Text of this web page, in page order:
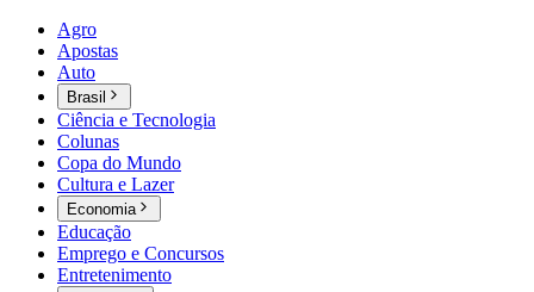
Agro
Apostas
Auto
Brasil
Ciência e Tecnologia
Colunas
Copa do Mundo
Cultura e Lazer
Economia
Educação
Emprego e Concursos
Entretenimento